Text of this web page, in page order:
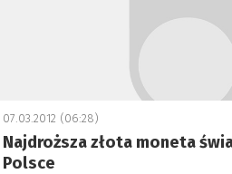
07.03.2012 (06:28)
Najdroższa złota moneta
Polsce